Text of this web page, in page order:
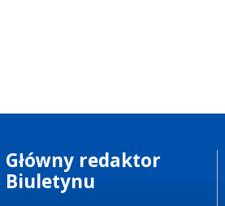
Główny redaktor
Biuletynu